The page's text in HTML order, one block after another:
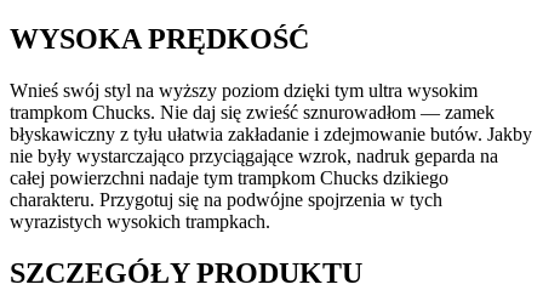
WYSOKA PRĘDKOŚĆ
Wnieś swój styl na wyższy poziom dzięki tym ultra wysokim
trampkom Chucks. Nie daj się zwieść sznurowadłom — zamek
błyskawiczny z tyłu ułatwia zakładanie i zdejmowanie butów. Jakby
nie były wystarczająco przyciągające wzrok, nadruk geparda na
całej powierzchni nadaje tym trampkom Chucks dzikiego
charakteru. Przygotuj się na podwójne spojrzenia w tych
wyrazistych wysokich trampkach.
SZCZEGÓŁY PRODUKTU